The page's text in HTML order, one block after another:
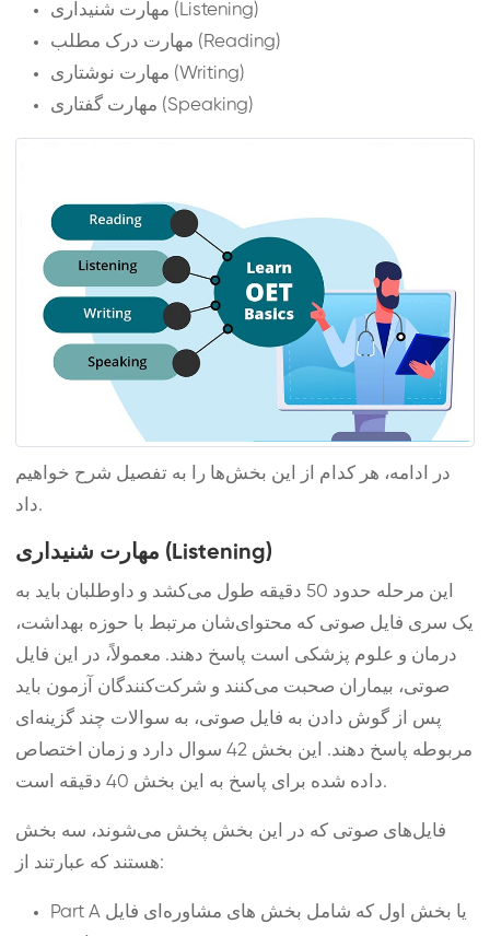
مهارت شنیداری (Listening)
مهارت درک مطلب (Reading)
مهارت نوشتاری (Writing)
مهارت گفتاری (Speaking)
در ادامه، هر کدام از این بخش‌ها را به تفصیل شرح خواهیم
داد.
مهارت شنیداری (Listening)
این مرحله حدود 50 دقیقه طول می‌کشد و داوطلبان باید به
یک سری فایل صوتی که محتوای‌شان مرتبط با حوزه بهداشت،
درمان و علوم پزشکی است پاسخ دهند. معمولاً، در این فایل
صوتی، بیماران صحبت می‌کنند و شرکت‌کنندگان آزمون باید
پس از گوش دادن به فایل صوتی، به سوالات چند گزینه‌ای
مربوطه پاسخ دهند. این بخش 42 سوال دارد و زمان اختصاص
داده شده برای پاسخ به این بخش 40 دقیقه است.
فایل‌های صوتی که در این بخش پخش می‌شوند، سه بخش
هستند که عبارتند از:
Part A یا بخش اول که شامل بخش های مشاوره‌ای فایل